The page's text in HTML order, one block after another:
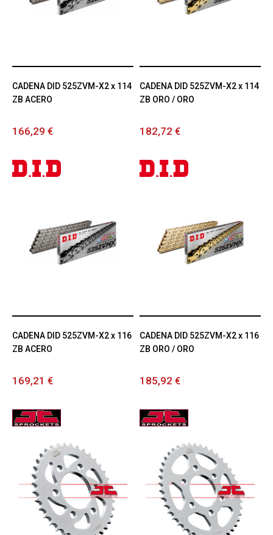
CADENA DID 525ZVM-X2 x 114
ZB ACERO
166,29 €
CADENA DID 525ZVM-X2 x 114
ZB ORO / ORO
182,72 €
CADENA DID 525ZVM-X2 x 116
ZB ACERO
169,21 €
CADENA DID 525ZVM-X2 x 116
ZB ORO / ORO
185,92 €